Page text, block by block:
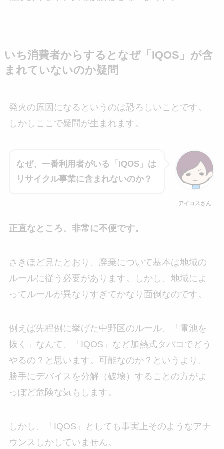
いち消費者からするとなぜ「IQOS」が含
まれていないのか疑問
発火の原因になるというのは恐ろしいことです。
しかしここで疑問が生まれます。
なぜ、一番利用者がいる「IQOS」は
リサイクル事業に含まれないのか？
アイコスさん
正直なところ、非常に不便です。
さきほど見たとおり、廃棄について基本は地域の
ルールに従う必要があります。しかし、地域によ
ってルールが異なりすぎてかなり面倒なのです。
例えば先程例に挙げた中野区のルール、「電池を
抜く」なんて、「IQOS」など加熱式タバコでどう
やるの？と思います。可能なのか？というより、
勝手にデバイスを分解（破壊）することの方がよ
っぽど危険な気もします。
しかし、「IQOS」としても事実上そのようなアナ
ウンスしかしていません。